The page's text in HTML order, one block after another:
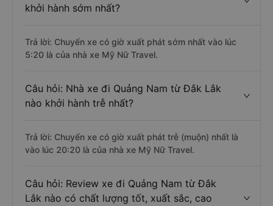
khởi hành sớm nhất?
Trả lời: Chuyến xe có giờ xuất phát sớm nhất vào lúc
5:20 là của nhà xe Mỹ Nữ Travel.
Câu hỏi: Nhà xe đi Quảng Nam từ Đắk Lắk
nào khởi hành trễ nhất?
Trả lời: Chuyến xe có giờ xuất phát trễ (muộn) nhất là
vào lúc 20:20 là của nhà xe Mỹ Nữ Travel.
Câu hỏi: Review xe đi Quảng Nam từ Đắk
Lắk nào có chất lượng tốt, xuất sắc, cao